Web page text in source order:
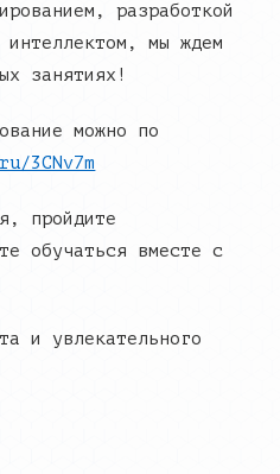
разработкой
интеллектом, мы ждем
занятиях!
можно по
пройдите
обучаться вместе с
и увлекательного